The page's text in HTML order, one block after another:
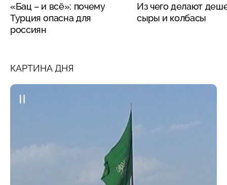
«Бац – и всё»: почему
Турция опасна для
россиян
Из чего делают
сыры и колбасы
КАРТИНА ДНЯ